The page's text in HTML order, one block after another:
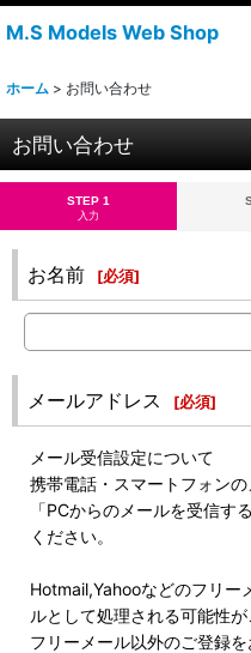
M.S Models Web Shop
ホーム > お問い合わせ
お問い合わせ
STEP 1
入力
お名前 [必須]
メールアドレス [必須]
メール受信設定について
携帯電話・スマートフォンの
「PCからのメールを受信す
ください。
Hotmail,Yahooなどのフリー
ルとして処理される可能性が
フリーメール以外のご登録を